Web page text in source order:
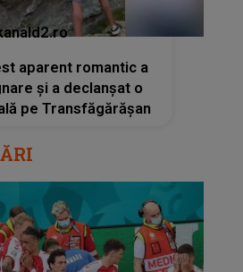
aparent romantic a
și a declanșat o
pe Transfăgărășan